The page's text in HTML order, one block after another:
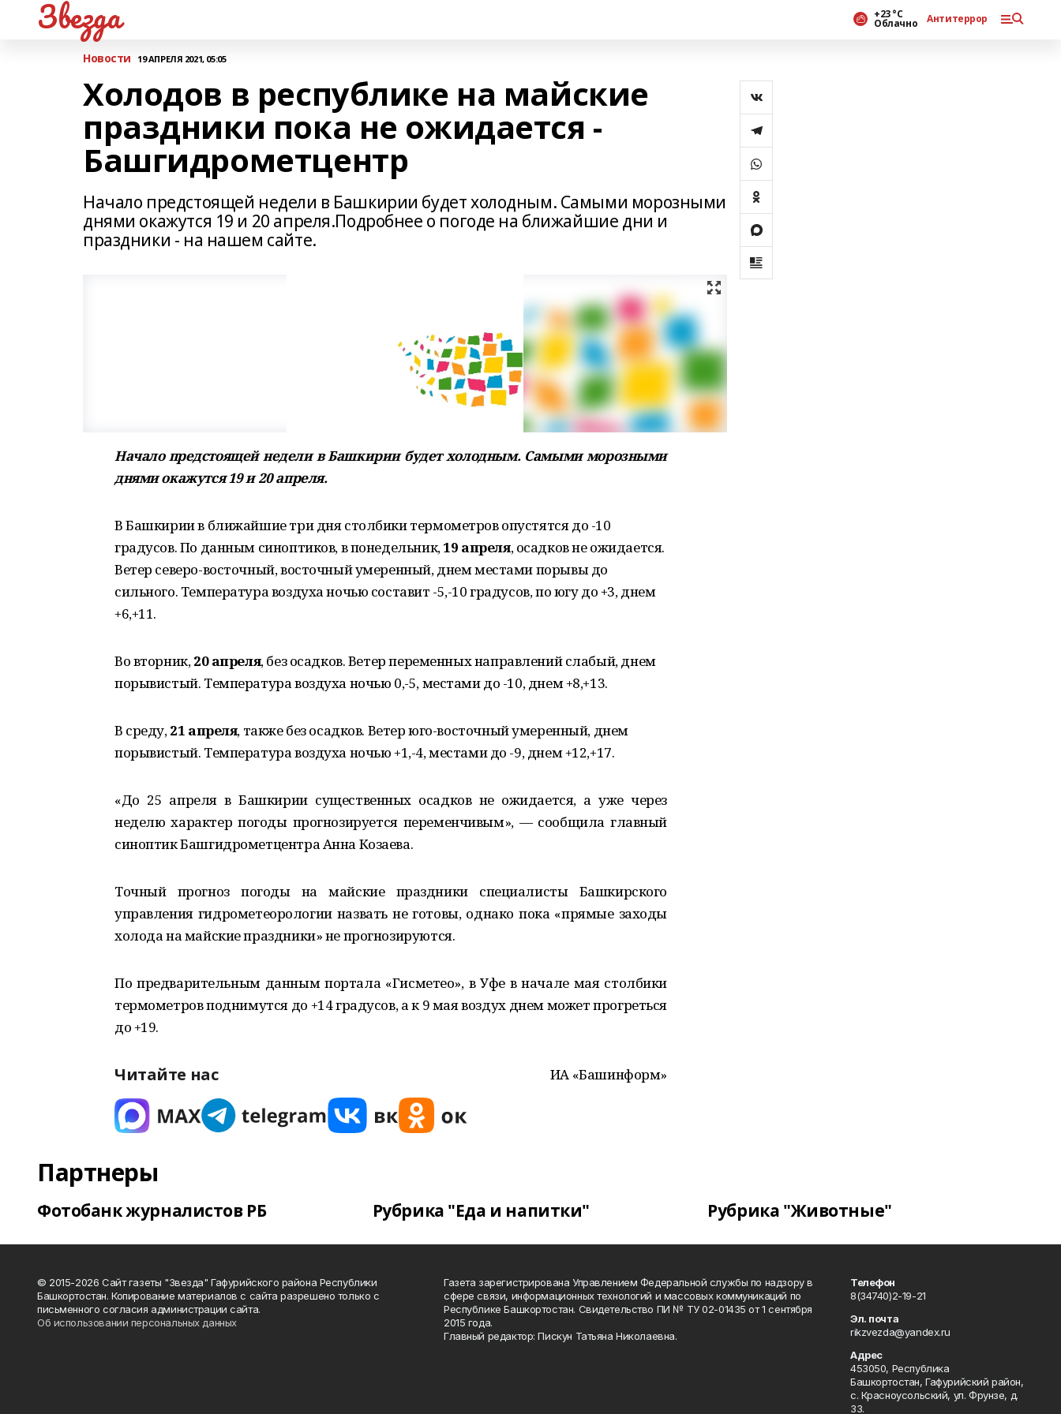
Звезда +23 °С
Облачно Антитеррор
Новости 19 АПРЕЛЯ 2021, 05:05
Холодов в республике на майские
праздники пока не ожидается -
Башгидрометцентр
Начало предстоящей недели в Башкирии будет холодным. Самыми морозными
днями окажутся 19 и 20 апреля.Подробнее о погоде на ближайшие дни и
праздники - на нашем сайте.
Начало предстоящей недели в Башкирии будет холодным. Самыми морозными
днями окажутся 19 и 20 апреля.
В Башкирии в ближайшие три дня столбики термометров опустятся до -10
градусов. По данным синоптиков, в понедельник,19 апреля, осадков не ожидается.
Ветер северо-восточный, восточный умеренный, днем местами порывы до
сильного. Температура воздуха ночью составит -5,-10 градусов, по югу до +3, днем
+6,+11.
Во вторник,20 апреля, без осадков. Ветер переменных направлений слабый, днем
порывистый. Температура воздуха ночью 0,-5, местами до -10, днем +8,+13.
В среду,21 апреля, также без осадков. Ветер юго-восточный умеренный, днем
порывистый. Температура воздуха ночью +1,-4, местами до -9, днем +12,+17.
«До 25 апреля в Башкирии существенных осадков не ожидается, а уже через
неделю характер погоды прогнозируется переменчивым», — сообщила главный
синоптик Башгидрометцентра Анна Козаева.
Точный прогноз погоды на майские праздники специалисты Башкирского
управления гидрометеорологии назвать не готовы, однако пока «прямые заходы
холода на майские праздники» не прогнозируются.
По предварительным данным портала «Гисметео», в Уфе в начале мая столбики
термометров поднимутся до +14 градусов, а к 9 мая воздух днем может прогреться
до +19.
ИА «Башинформ»
Читайте нас
Партнеры
Фотобанк журналистов РБ Рубрика "Еда и напитки" Рубрика "Животные"
© 2015-2026 Сайт газеты "Звезда" Гафурийского района Республики
Башкортостан. Копирование материалов с сайта разрешено только с
письменного согласия администрации сайта.
Об использовании персональных данных
Газета зарегистрирована Управлением Федеральной службы по надзору в
сфере связи, информационных технологий и массовых коммуникаций по
Республике Башкортостан. Свидетельство ПИ № ТУ 02-01435 от 1 сентября
2015 года.
Главный редактор: Пискун Татьяна Николаевна.
Телефон
8(34740)2-19-21
Эл. почта
rikzvezda@yandex.ru
Адрес
453050, Республика
Башкортостан, Гафурийский район,
с. Красноусольский, ул. Фрунзе, д.
33.